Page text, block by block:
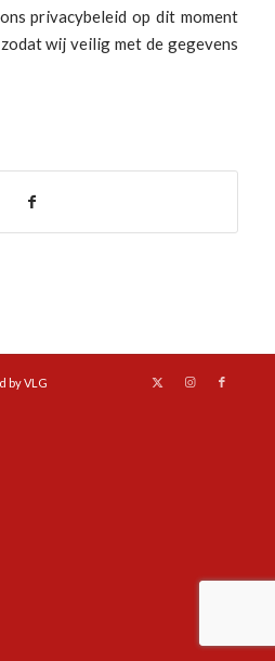
privacybeleid op dit moment
wij veilig met de gegevens
by VLG